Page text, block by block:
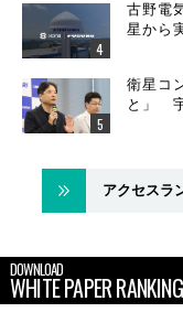
古野電
星から
衛星コ
と」
アクセスラ
DOWNLOAD
WHITE PAPER RANKING